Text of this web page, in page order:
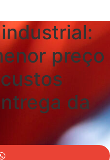
preço
da